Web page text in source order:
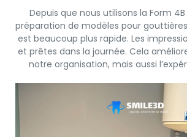
Depuis que nous utilisons la Form
préparation de modèles pour
est beaucoup plus rapide. Les
et prêtes dans la journée. Cela
notre organisation, mais aussi